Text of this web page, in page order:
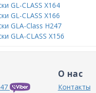
GL-CLASS X164
GL-CLASS X166
GLA-Class H247
GLA-CLASS X156
О нас
Контакты